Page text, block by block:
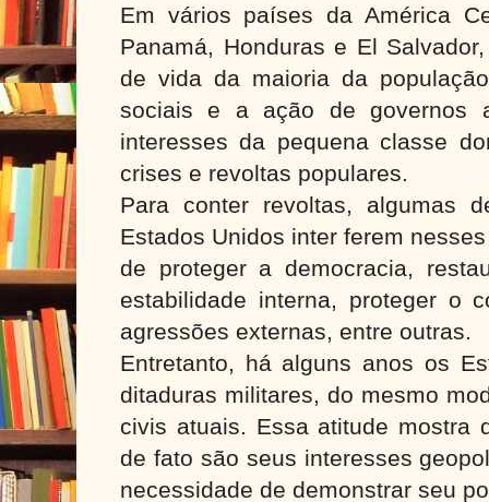
Em vários países da América
Panamá, Honduras e El
de vida da maioria da
sociais e a ação de governos
interesses da pequena classe
crises e revoltas populares.
Para conter revoltas, algumas
Estados Unidos inter ferem
de proteger a democracia,
estabilidade interna, proteger o
agressões externas, entre outras.
Entretanto, há alguns anos os
ditaduras militares, do mesmo
civis atuais. Essa atitude mostra
de fato são seus interesses
necessidade de demonstrar seu